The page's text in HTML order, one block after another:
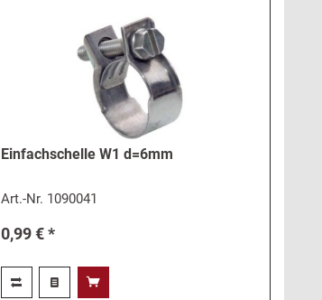
Einfachschelle W1 d=6mm
Art.-Nr. 1090041
0,99 € *